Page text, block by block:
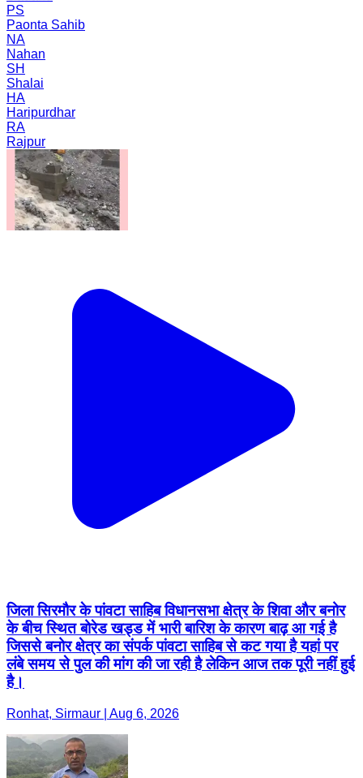
PS
Paonta Sahib
NA
Nahan
SH
Shalai
HA
Haripurdhar
RA
Rajpur
जिला सिरमौर के पांवटा साहिब विधानसभा क्षेत्र के शिवा और बनोर
के बीच स्थित बोरेड खड्ड में भारी बारिश के कारण बाढ़ आ गई है
जिससे बनोर क्षेत्र का संपर्क पांवटा साहिब से कट गया है यहां पर
लंबे समय से पुल की मांग की जा रही है लेकिन आज तक पूरी नहीं हुई
है।
Ronhat, Sirmaur | Aug 6, 2026